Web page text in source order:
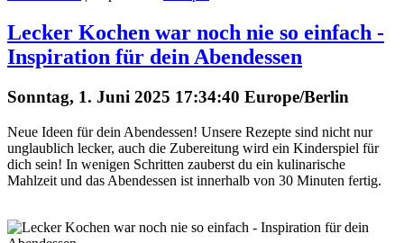
Lecker Kochen war noch nie so einfach -
Inspiration für dein Abendessen
Sonntag, 1. Juni 2025 17:34:40 Europe/Berlin
Neue Ideen für dein Abendessen! Unsere Rezepte sind nicht nur
unglaublich lecker, auch die Zubereitung wird ein Kinderspiel für
dich sein! In wenigen Schritten zauberst du ein kulinarische
Mahlzeit und das Abendessen ist innerhalb von 30 Minuten fertig.